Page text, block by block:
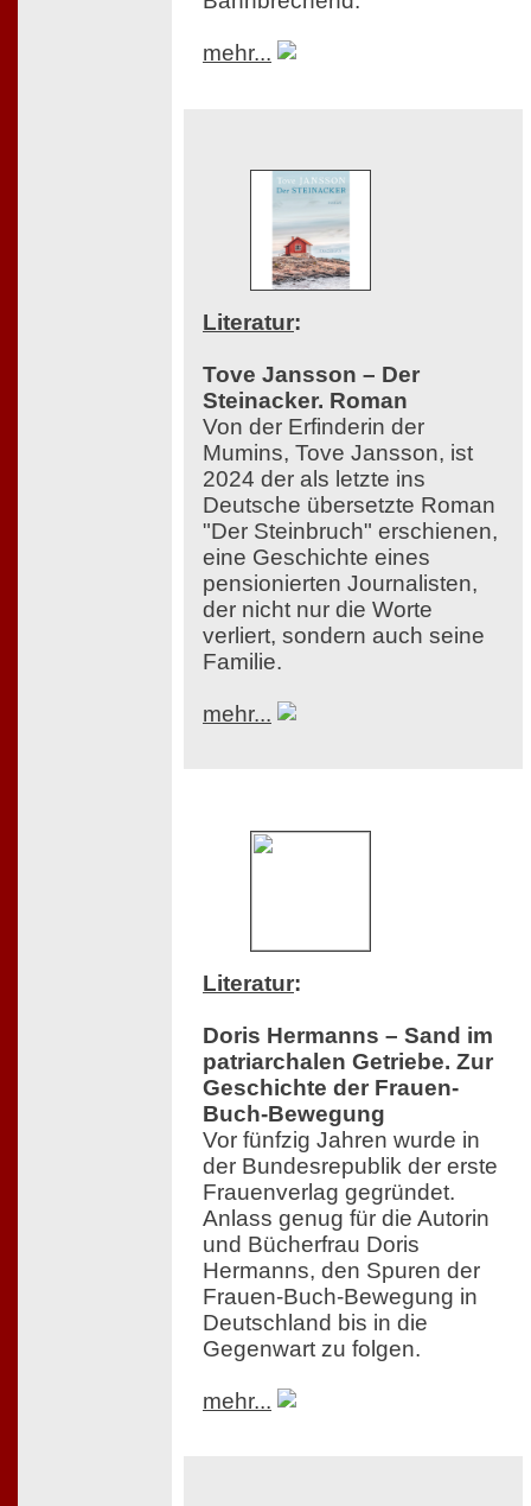
mehr...
Literatur:
Tove Jansson – Der
Steinacker. Roman
Von der Erfinderin der
Mumins, Tove Jansson, ist
2024 der als letzte ins
Deutsche übersetzte Roman
"Der Steinbruch" erschienen,
eine Geschichte eines
pensionierten Journalisten,
der nicht nur die Worte
verliert, sondern auch seine
Familie.
mehr...
Literatur:
Doris Hermanns – Sand im
patriarchalen Getriebe. Zur
Geschichte der Frauen-
Buch-Bewegung
Vor fünfzig Jahren wurde in
der Bundesrepublik der erste
Frauenverlag gegründet.
Anlass genug für die Autorin
und Bücherfrau Doris
Hermanns, den Spuren der
Frauen-Buch-Bewegung in
Deutschland bis in die
Gegenwart zu folgen.
mehr...